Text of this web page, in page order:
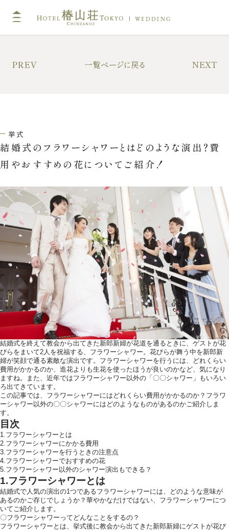
WEDDING
ドレス・和装 プ
ウエディングレポート ブ
アクセス
ご列席の皆様へ 結
トピックス 結
お問い合わせ・
資料請求
ご成約者様へ
お気軽にお問い合せ
お問合せ ・ 資
挙式
結婚式のフラワーシャワーとはどのような演出？費
用やおすすめの花についてご紹介！
結婚式を終えて教会から出てきた新郎新婦が花道を通るときに、ゲストが花
びらをまいて2人を祝福する、フラワーシャワー。花びらが舞う中を新郎新
婦が笑顔で通る素敵な演出です。フラワーシャワーを行うには、どれくらい
費用がかかるのか、造花よりも生花を使ったほうが良いのかなど、気になり
ますね。また、近年ではフラワーシャワー以外の「〇〇シャワー」もいろい
ろ出てきています。
この記事では、フラワーシャワーにはどれくらい費用がかかるのか？フラワ
ーシャワー以外の〇〇シャワーにはどのようなものがあるのかご紹介しま
す。
目次
1.フラワーシャワーとは
2.フラワーシャワーにかかる費用
3.フラワーシャワーを行うときの注意点
4.フラワーシャワーでおすすめの花
5.フラワーシャワー以外のシャワー演出もできる？
1.フラワーシャワーとは
結婚式で人気の演出の1つであるフラワーシャワーには、どのような意味が
あるのかご存じでしょうか？華やかなだけではない、フラワーシャワーにつ
いてご紹介します。
〇フラワーシャワーってどんなことをするの？
フラワーシャワーとは、挙式後に教会から出てきた新郎新婦にゲストが花び
PREV 一覧ページに戻る NEXT